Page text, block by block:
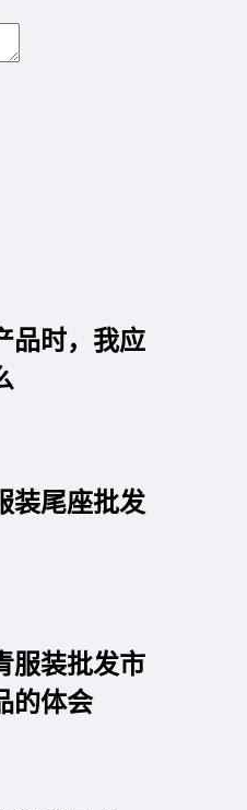
品时，我应
装尾座批发
服装批发市
的体会